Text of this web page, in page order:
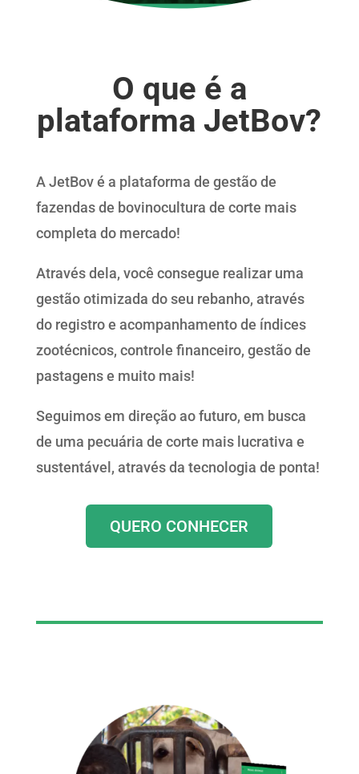
O que é a
plataforma JetBov?
A JetBov é a plataforma de gestão de
fazendas de bovinocultura de corte mais
completa do mercado!
Através dela, você consegue realizar uma
gestão otimizada do seu rebanho, através
do registro e acompanhamento de índices
zootécnicos, controle financeiro, gestão de
pastagens e muito mais!
Seguimos em direção ao futuro, em busca
de uma pecuária de corte mais lucrativa e
sustentável, através da tecnologia de ponta!
QUERO CONHECER